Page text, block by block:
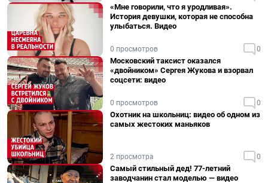
«Мне говорили, что я уродливая».
История девушки, которая не способна
улыбаться. Видео
0 просмотров 0
Московский таксист оказался
«двойником» Сергея Жукова и взорвал
соцсети: видео
0 просмотров 0
Охотник на школьниц: видео об одном из
самых жестоких маньяков
2 просмотра 0
Самый стильный дед! 77-летний
заводчанин стал моделью — видео